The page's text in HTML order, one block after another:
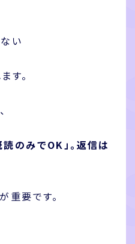
い
す。
のみでOK」。返信は
重要です。